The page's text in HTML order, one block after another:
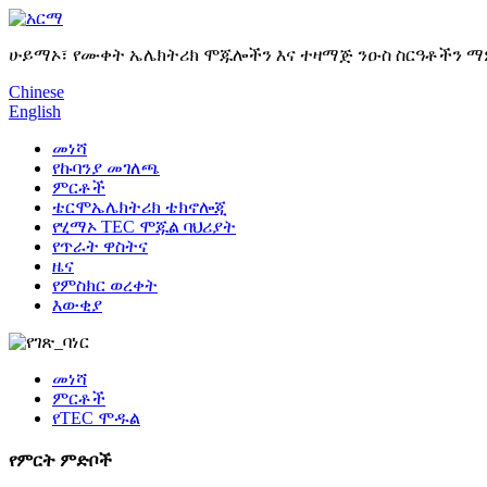
ሁይማኦ፣ የሙቀት ኤሌክትሪክ ሞጁሎችን እና ተዛማጅ ንዑስ ስርዓቶችን
Chinese
English
መነሻ
የኩባንያ መገለጫ
ምርቶች
ቴርሞኤሌክትሪክ ቴክኖሎጂ
የሂማኦ TEC ሞጁል ባህሪያት
የጥራት ዋስትና
ዜና
የምስክር ወረቀት
እውቂያ
መነሻ
ምርቶች
የTEC ሞዱል
የምርት ምድቦች